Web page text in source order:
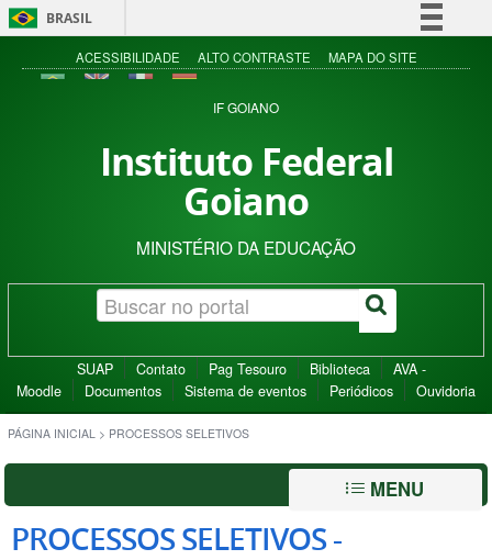
BRASIL
Simplifique!
Acesso à informação
ACESSIBILIDADE ALTO CONTRASTE MAPA DO SITE
IF GOIANO
Instituto Federal
Goiano
MINISTÉRIO DA EDUCAÇÃO
SUAP Contato Pag Tesouro Biblioteca
AVA -
Moodle
Documentos Sistema de eventos Periódicos Ouvidoria
PÁGINA INICIAL > PROCESSOS SELETIVOS
MENU
PROCESSOS SELETIVOS -